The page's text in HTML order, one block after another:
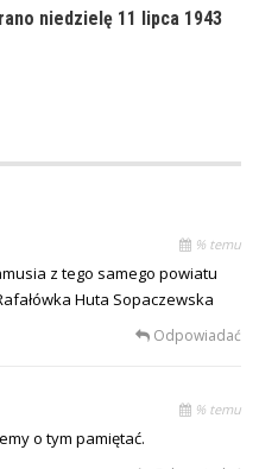
niedzielę 11 lipca 1943
% temu
z tego samego powiatu
Huta Sopaczewska
Odpowiadać
% temu
o tym pamiętać.